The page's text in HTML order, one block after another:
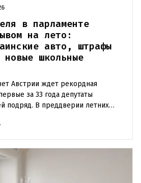
в парламенте
на лето:
авто, штрафы
школьные
Австрии ждет рекордная
за 33 года депутаты
подряд. В преддверии летних
решен